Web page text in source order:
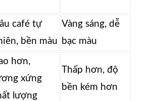
café tự
bền màu
Vàng sáng, dễ
bạc màu
hơn,
xứng
lượng
Thấp hơn, độ
bền kém hơn